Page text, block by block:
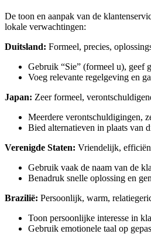
De toon en aanpak van de
lokale verwachtingen:
Duitsland: Formeel, precies,
Gebruik “Sie” (formeel u), geef
Voeg relevante regelgeving en
Japan: Zeer formeel,
Meerdere verontschuldigingen,
Bied alternatieven in plaats van
Verenigde Staten: Vriendelijk,
Gebruik vaak de naam van de
Benadruk snelle oplossing en
Brazilië: Persoonlijk, warm,
Toon persoonlijke interesse in
Gebruik emotionele taal op